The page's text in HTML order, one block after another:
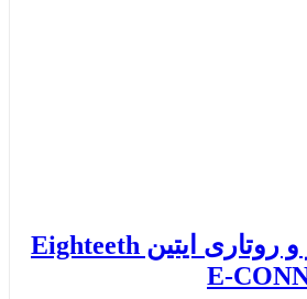
اپکس فایندر و روتاری ایتین Eighteeth